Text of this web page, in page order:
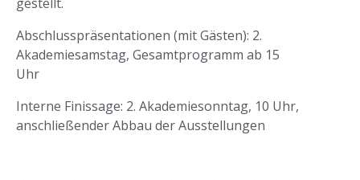
Abschlusspräsentationen (mit Gästen): 2.
Akademiesamstag, Gesamtprogramm ab 15
Uhr
Interne Finissage: 2. Akademiesonntag, 10 Uhr,
anschließender Abbau der Ausstellungen